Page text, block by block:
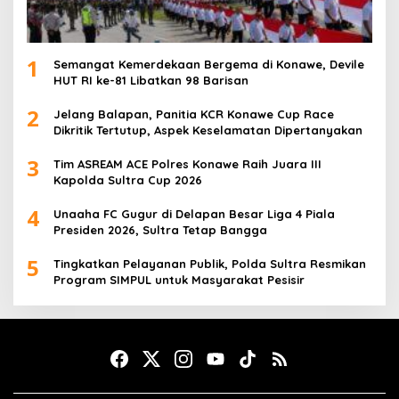
1
Semangat Kemerdekaan Bergema di Konawe, Devile
HUT RI ke-81 Libatkan 98 Barisan
2
Jelang Balapan, Panitia KCR Konawe Cup Race
Dikritik Tertutup, Aspek Keselamatan Dipertanyakan
3
Tim ASREAM ACE Polres Konawe Raih Juara III
Kapolda Sultra Cup 2026
4
Unaaha FC Gugur di Delapan Besar Liga 4 Piala
Presiden 2026, Sultra Tetap Bangga
5
Tingkatkan Pelayanan Publik, Polda Sultra Resmikan
Program SIMPUL untuk Masyarakat Pesisir